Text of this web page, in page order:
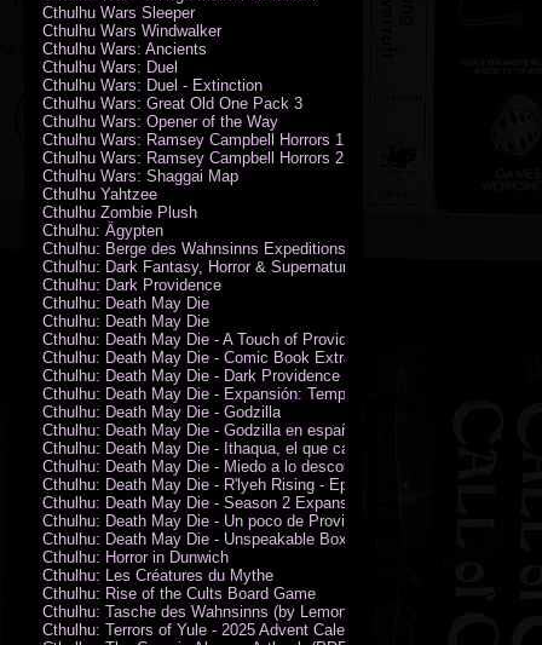
Cthulhu Wars Sleeper
Cthulhu Wars Windwalker
Cthulhu Wars: Ancients
Cthulhu Wars: Duel
Cthulhu Wars: Duel - Extinction
Cthulhu Wars: Great Old One Pack 3
Cthulhu Wars: Opener of the Way
Cthulhu Wars: Ramsey Campbell Horrors 1
Cthulhu Wars: Ramsey Campbell Horrors 2
Cthulhu Wars: Shaggai Map
Cthulhu Yahtzee
Cthulhu Zombie Plush
Cthulhu: Ägypten
Cthulhu: Berge des Wahnsinns Expeditionspack
Cthulhu: Dark Fantasy, Horror & Supernatural Movies
Cthulhu: Dark Providence
Cthulhu: Death May Die
Cthulhu: Death May Die
Cthulhu: Death May Die - A Touch of Providence
Cthulhu: Death May Die - Comic Book Extras vol. 2
Cthulhu: Death May Die - Dark Providence Investigators
Cthulhu: Death May Die - Expansión: Temporada 2
Cthulhu: Death May Die - Godzilla
Cthulhu: Death May Die - Godzilla en español
Cthulhu: Death May Die - Ithaqua, el que camina en el viento
Cthulhu: Death May Die - Miedo a lo desconocido
Cthulhu: Death May Die - R'lyeh Rising - Epic Episode
Cthulhu: Death May Die - Season 2 Expansion
Cthulhu: Death May Die - Un poco de Providence
Cthulhu: Death May Die - Unspeakable Box
Cthulhu: Horror in Dunwich
Cthulhu: Les Créatures du Mythe
Cthulhu: Rise of the Cults Board Game
Cthulhu: Tasche des Wahnsinns (by Lemonfish)
Cthulhu: Terrors of Yule - 2025 Advent Calendar